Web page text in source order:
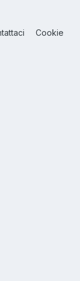
Cookie